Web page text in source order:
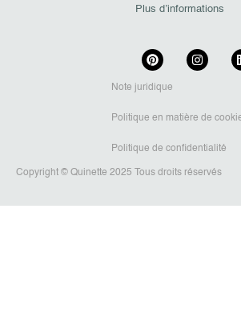
Plus d’informations
Copyright © Quinette 2025 Tous droits réservés
Note juridique
Politique en matière de
Politique de confidentialité